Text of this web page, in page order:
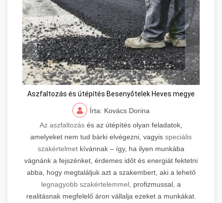
Aszfaltozás és útépítés Besenyőtelek Heves megye
Írta: Kovács Dorina
Az aszfaltozás és az útépítés olyan feladatok,
amelyeket nem tud bárki elvégezni, vagyis speciális
szakértelmet kívánnak – így, ha ilyen munkába
vágnánk a fejszénket, érdemes időt és energiát fektetni
abba, hogy megtaláljuk azt a szakembert, aki a lehető
legnagyobb szakértelemmel, profizmussal, a
realitásnak megfelelő áron vállalja ezeket a munkákat.